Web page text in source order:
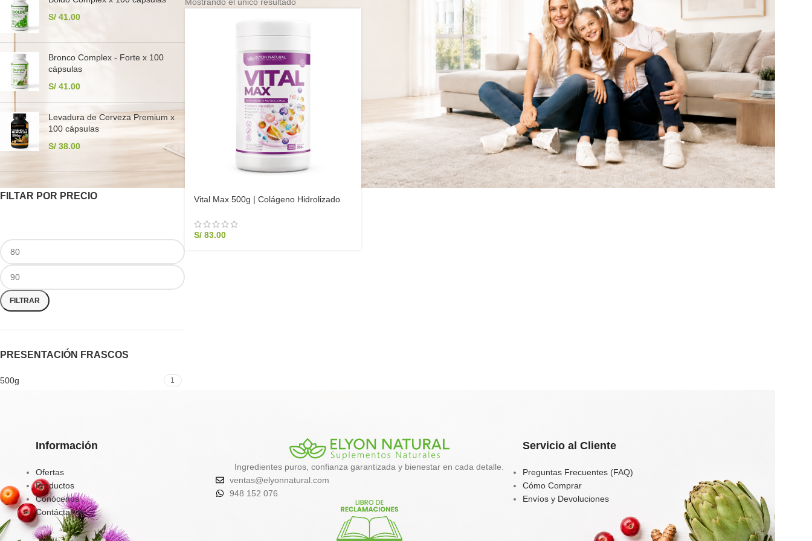
S/ 41.00
Bronco Complex - Forte x 100
cápsulas
S/ 41.00
Levadura de Cerveza Premium x
100 cápsulas
S/ 38.00
FILTAR POR PRECIO
FILTRAR
PRESENTACIÓN FRASCOS
500g 1
Vital Max 500g | Colágeno Hidrolizado
S/83.00
Información
Ofertas
Productos
Conócenos
Contáctanos
Ingredientes puros, confianza garantizada y bienestar en cada detalle.
ventas@elyonnatural.com
948 152 076
Servicio al Cliente
Preguntas Frecuentes (FAQ)
Cómo Comprar
Envíos y Devoluciones